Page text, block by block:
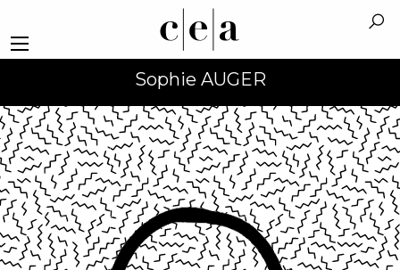
Sophie AUGER